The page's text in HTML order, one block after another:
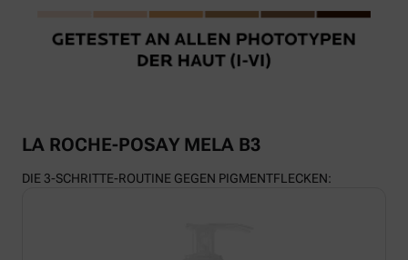
LA ROCHE-POSAY MELA B3
DIE 3-SCHRITTE-ROUTINE GEGEN PIGMENTFLECKEN: